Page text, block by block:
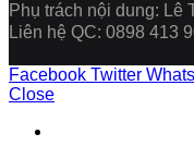
Phụ trách nội dung: Lê
Liên hệ QC: 0898 413
Facebook Twitter
Close